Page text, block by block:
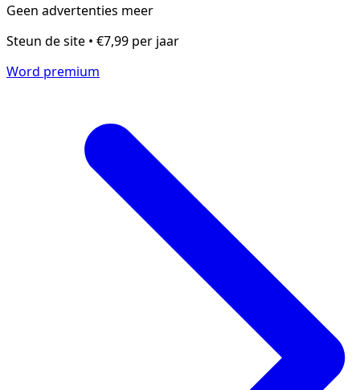
Geen advertenties meer
Steun de site • €7,99 per jaar
Word premium